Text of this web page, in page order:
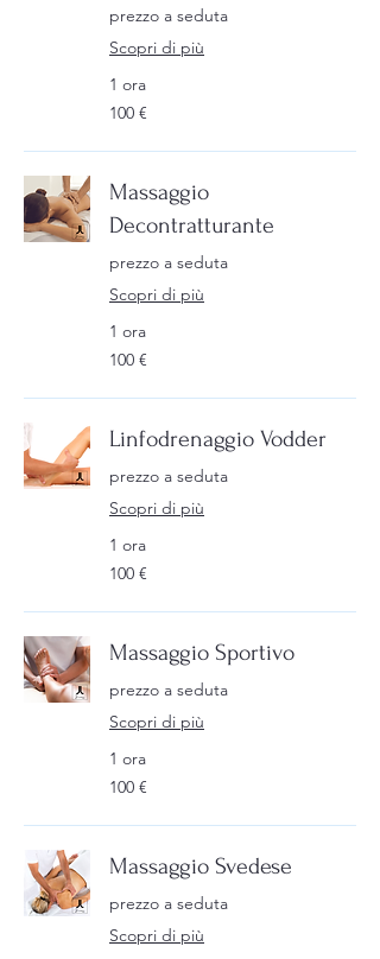
prezzo a seduta
Scopri di più
1 ora
100
euro
100 €
Massaggio
Decontratturante
prezzo a seduta
Scopri di più
1 ora
100
euro
100 €
Linfodrenaggio Vodder
prezzo a seduta
Scopri di più
1 ora
100
euro
100 €
Massaggio Sportivo
prezzo a seduta
Scopri di più
1 ora
100
euro
100 €
Massaggio Svedese
prezzo a seduta
Scopri di più